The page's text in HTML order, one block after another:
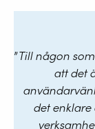
”Till någon
att det
det